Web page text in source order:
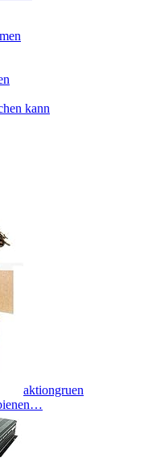
kann
aktiongruen